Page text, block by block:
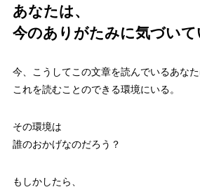
あなたは、
今のありがたみに気づいて
今、こうしてこの文章を読んでいるあなた
これを読むことのできる環境にいる。
その環境は
誰のおかげなのだろう？
もしかしたら、